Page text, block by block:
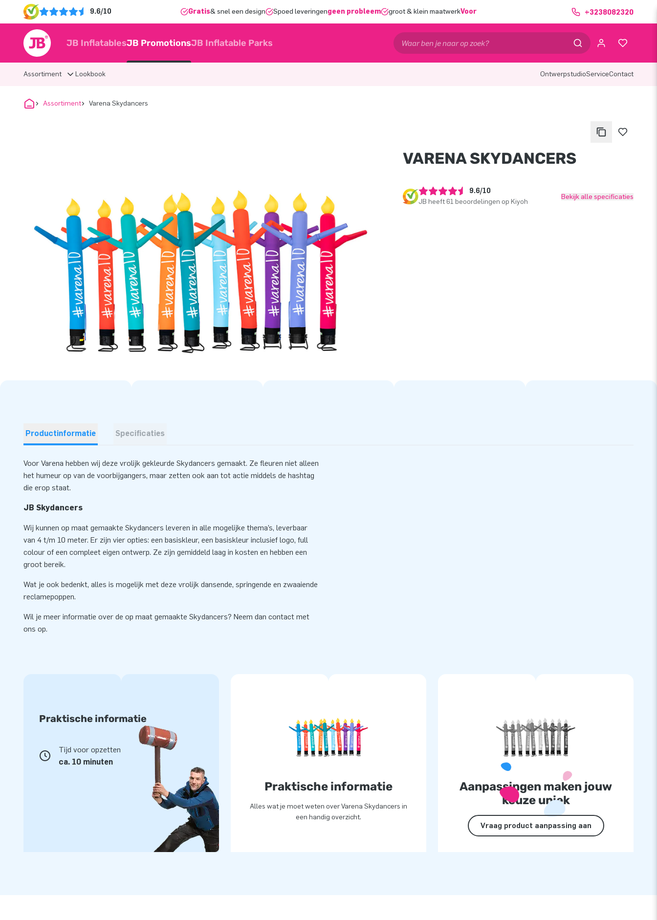
9.6/10 Gratis& snel een design Spoed leveringengeen probleem groot & klein maatwerkVoor +3238082320
JB InflatablesJB PromotionsJB Inflatable Parks
Assortiment Lookbook OntwerpstudioServiceContact
Assortiment Varena Skydancers
VARENA SKYDANCERS
9.6/10
JB heeft 61 beoordelingen op Kiyoh
Bekijk alle specificaties
Productinformatie Specificaties
Voor Varena hebben wij deze vrolijk gekleurde Skydancers gemaakt. Ze fleuren niet alleen
het humeur op van de voorbijgangers, maar zetten ook aan tot actie middels de hashtag
die erop staat.
JB Skydancers
Wij kunnen op maat gemaakte Skydancers leveren in alle mogelijke thema’s, leverbaar
van 4 t/m 10 meter. Er zijn vier opties: een basiskleur, een basiskleur inclusief logo, full
colour of een compleet eigen ontwerp. Ze zijn gemiddeld laag in kosten en hebben een
groot bereik.
Wat je ook bedenkt, alles is mogelijk met deze vrolijk dansende, springende en zwaaiende
reclamepoppen.
Wil je meer informatie over de op maat gemaakte Skydancers? Neem dan contact met
ons op.
Praktische informatie
Tijd voor opzetten
ca. 10 minuten
Praktische informatie
Alles wat je moet weten over Varena Skydancers in
een handig overzicht.
Aanpassingen maken jouw
keuze uniek
Vraag product aanpassing aan